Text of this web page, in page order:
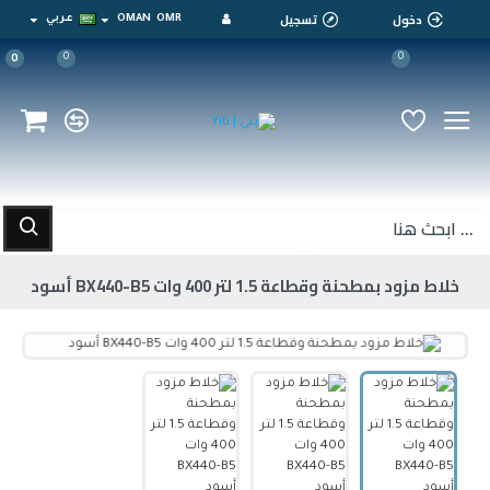
دخول تسجيل OMR
OMAN عربي
0
0
0
خلاط مزود بمطحنة وقطاعة 1.5 لتر 400 وات BX440-B5 أسود